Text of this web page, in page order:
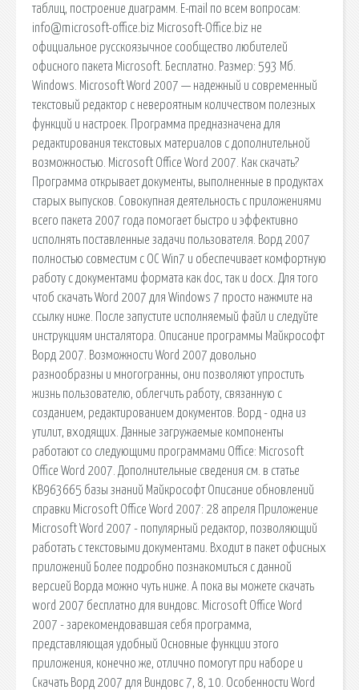
таблиц, построение диаграмм. E-mail по всем вопросам:
info@microsoft-office.biz Microsoft-Office.biz не
официальное русскоязычное сообщество любителей
офисного пакета Microsoft. Бесплатно. Размер: 593 Мб.
Windows. Microsoft Word 2007 — надежный и современный
текстовый редактор с невероятным количеством полезных
функций и настроек. Программа предназначена для
редактирования текстовых материалов с дополнительной
возможностью. Microsoft Office Word 2007. Как скачать?
Программа открывает документы, выполненные в продуктах
старых выпусков. Совокупная деятельность с приложениями
всего пакета 2007 года помогает быстро и эффективно
исполнять поставленные задачи пользователя. Ворд 2007
полностью совместим с ОС Win7 и обеспечивает комфортную
работу с документами формата как doc, так и docx. Для того
чтоб скачать Word 2007 для Windows 7 просто нажмите на
ссылку ниже. После запустите исполняемый файл и следуйте
инструкциям инсталятора. Описание программы Майкрософт
Ворд 2007. Возможности Word 2007 довольно
разнообразны и многогранны, они позволяют упростить
жизнь пользователю, облегчить работу, связанную с
созданием, редактированием документов. Ворд - одна из
утилит, входящих. Данные загружаемые компоненты
работают со следующими программами Office: Microsoft
Office Word 2007. Дополнительные сведения см. в статье
KB963665 базы знаний Майкрософт Описание обновлений
справки Microsoft Office Word 2007: 28 апреля Приложение
Microsoft Word 2007 - популярный редактор, позволяющий
работать с текстовыми документами. Входит в пакет офисных
приложений Более подробно познакомиться с данной
версией Ворда можно чуть ниже. А пока вы можете скачать
word 2007 бесплатно для виндовс. Microsoft Office Word
2007 - зарекомендовавшая себя программа,
представляющая удобный Основные функции этого
приложения, конечно же, отлично помогут при наборе и
Скачать Ворд 2007 для Виндовс 7, 8, 10. Особенности Word